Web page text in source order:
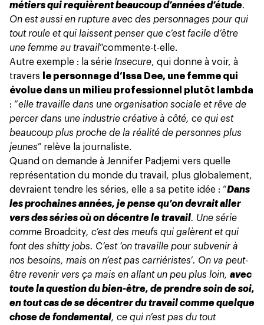
métiers qui requièrent beaucoup d’années d’étude.
On est aussi en rupture avec des personnages pour qui
tout roule et qui laissent penser que c’est facile d’être
une femme au travail”commente-t-elle.
Autre exemple : la série Insecure, qui donne à voir, à
travers
le personnage d’Issa Dee, une femme qui
évolue dans un milieu professionnel plutôt lambda
: “elle travaille dans une organisation sociale et rêve de
percer dans une industrie créative à côté, ce qui est
beaucoup plus proche de la réalité de personnes plus
jeunes” relève la journaliste.
Quand on demande à Jennifer Padjemi vers quelle
représentation du monde du travail, plus globalement,
devraient tendre les séries, elle a sa petite idée : “Dans
les prochaines années, je pense qu’on devrait aller
vers des séries où on décentre le travail. Une série
comme Broadcity, c’est des meufs qui galèrent et qui
font des shitty jobs. C’est ‘on travaille pour subvenir à
nos besoins, mais on n’est pas carriéristes’. On va peut-
être revenir vers ça mais en allant un peu plus loin, avec
toute la question du bien-être, de prendre soin de soi,
en tout cas de se décentrer du travail comme quelque
chose de fondamental, ce qui n’est pas du tout